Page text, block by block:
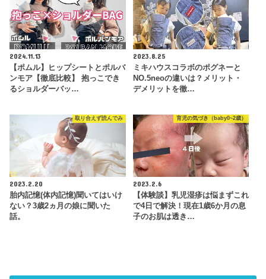
2024.11.13
【ポムル】ヒップシートとポルバ
ンモア【徹底比較】 抱っこでき
るショルダーバッ…
2023.8.25
ミキハウスコラボのポグネーと
NO.5neoの違いは？メリット・
デメリットを徹…
取り合えず読んでみ
2023.2.20
胎内記憶(体内記憶)聞いてはいけ
ない？3歳2ヵ月の娘に聞いた
話。
育児の気づき（baby0~2歳）
2023.2.6
【体験談】乳児湿疹は悩まずこれ
で4日で解決！現在1歳6か月の息
子のお肌は透き…